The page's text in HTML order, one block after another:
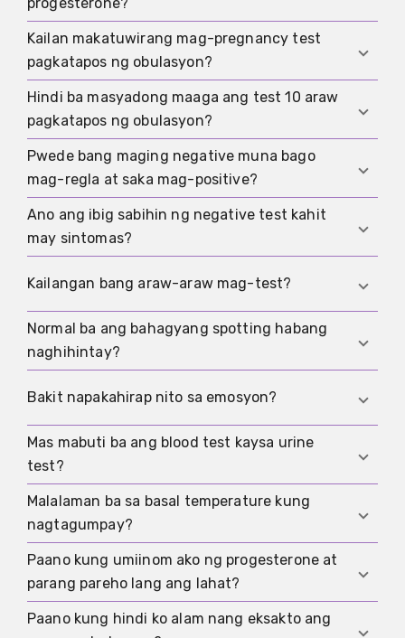
pagkatapos ng obulasyon.
progesterone?
Oo, lalo na kung iniinom mo ito bilang gamot.
Kailan makatuwirang mag-pregnancy test
pagkatapos ng obulasyon?
Karaniwan sa araw ng inaasahang regla o
pagkatapos nito.
Hindi ba masyadong maaga ang test 10 araw
pagkatapos ng obulasyon?
Madadalas na oo, at maaari itong magbigay ng
false negative.
Pwede bang maging negative muna bago
mag-regla at saka mag-positive?
Oo, kung masyadong maaga ang unang test.
Ano ang ibig sabihin ng negative test kahit
may sintomas?
Kadalasan, ibig sabihin lang ay masyadong
sintomas.
Kailangan bang araw-araw mag-test?
Hindi, kadalasan mas lalo lang nitong pinapataas
ang stress.
Normal ba ang bahagyang spotting habang
naghihintay?
Maaaring mangyari ang bahagyang spotting,
Bakit napakahirap nito sa emosyon?
Dahil sabay na tumataas ang pag-asa, kawalan
ng katiyakan, at pangangailangang kontrolin ang
lahat.
Mas mabuti ba ang blood test kaysa urine
test?
Sa ilang sitwasyon lamang. Maaaring mas
maagang makita ng blood test ang hCG, pero
hindi ito laging kailangan.
Malalaman ba sa basal temperature kung
nagtagumpay?
Hindi nang maaasahan. Tumataas ang
temperatura pagkatapos ng obulasyon dahil sa
progesterone. Ang maliit na dagdag na pagtaas
Paano kung umiinom ako ng progesterone at
parang pareho lang ang lahat?
Normal lang iyon. Maaaring makaapekto ang
Paano kung hindi ko alam nang eksakto ang